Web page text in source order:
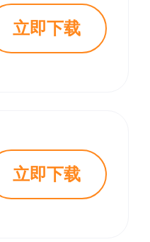
立即下载
立即下载